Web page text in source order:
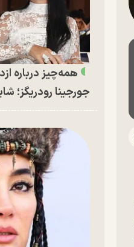
همه‌چیز درباره
جورجینا رودریگز؛